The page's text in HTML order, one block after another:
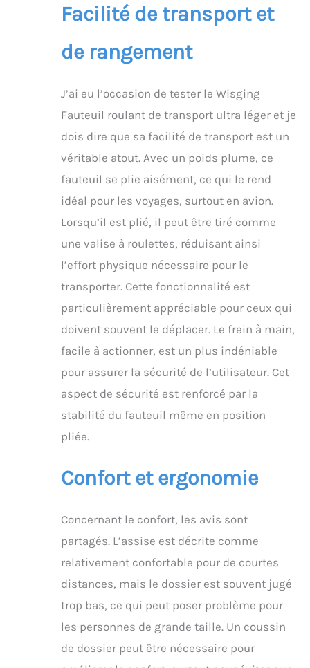
Facilité de transport et
de rangement
J’ai eu l’occasion de tester le Wisging
Fauteuil roulant de transport ultra léger et je
dois dire que sa facilité de transport est un
véritable atout. Avec un poids plume, ce
fauteuil se plie aisément, ce qui le rend
idéal pour les voyages, surtout en avion.
Lorsqu’il est plié, il peut être tiré comme
une valise à roulettes, réduisant ainsi
l’effort physique nécessaire pour le
transporter. Cette fonctionnalité est
particulièrement appréciable pour ceux qui
doivent souvent le déplacer. Le frein à main,
facile à actionner, est un plus indéniable
pour assurer la sécurité de l’utilisateur. Cet
aspect de sécurité est renforcé par la
stabilité du fauteuil même en position
pliée.
Confort et ergonomie
Concernant le confort, les avis sont
partagés. L’assise est décrite comme
relativement confortable pour de courtes
distances, mais le dossier est souvent jugé
trop bas, ce qui peut poser problème pour
les personnes de grande taille. Un coussin
de dossier peut être nécessaire pour